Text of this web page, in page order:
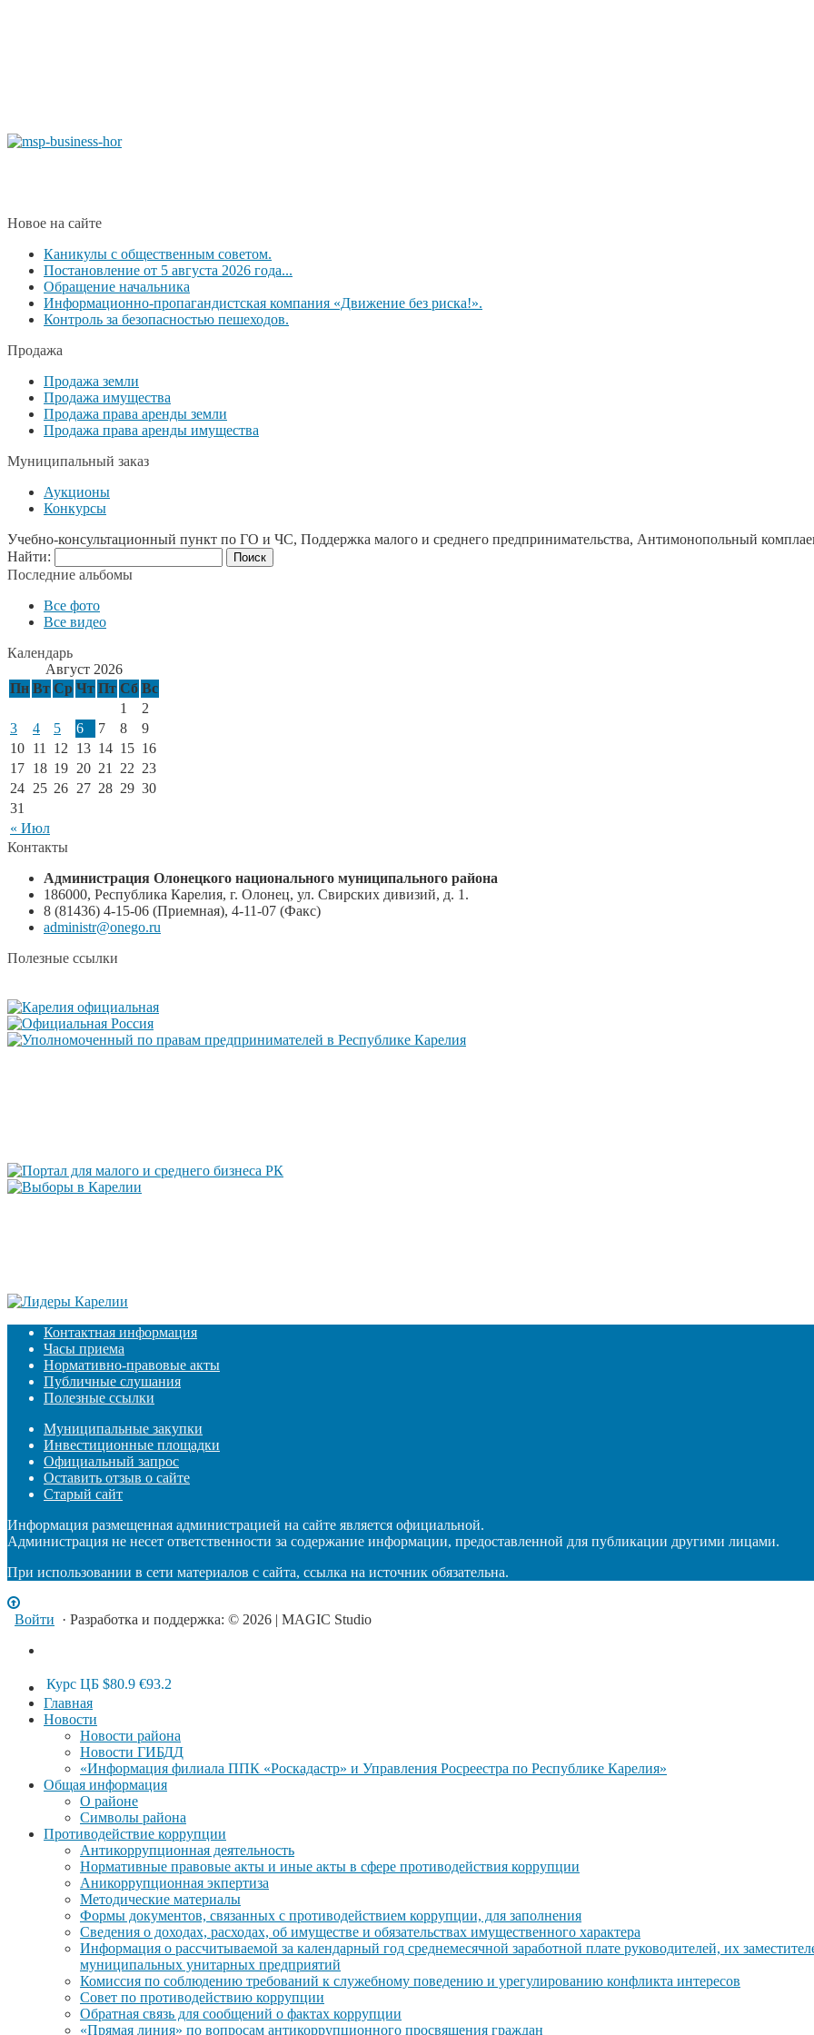
Новое на сайте
Каникулы с общественным советом.
Постановление от 5 августа 2026 года...
Обращение начальника
Информационно-пропагандистская компания «Движение без риска!».
Контроль за безопасностью пешеходов.
Продажа
Продажа земли
Продажа имущества
Продажа права аренды земли
Продажа права аренды имущества
Муниципальный заказ
Аукционы
Конкурсы
Учебно-консультационный пункт по ГО и ЧС, Поддержка малого и среднего предпринимательства, Антимонопольный
Найти:
Последние альбомы
Все фото
Все видео
Календарь
Август 2026
Пн Вт Ср Чт Пт Сб Вс
« Июл
1
2
3
4 5 6 7 8
9
10 11 12 13 14 15 16
17 18 19 20 21 22 23
24 25 26 27 28 29 30
31
Контакты
Администрация Олонецкого национального муниципального района
186000, Республика Карелия, г. Олонец, ул. Свирских дивизий, д. 1.
8 (81436) 4-15-06 (Приемная), 4-11-07 (Факс)
administr@onego.ru
Полезные ссылки
Контактная информация
Часы приема
Нормативно-правовые акты
Публичные слушания
Полезные ссылки
Муниципальные закупки
Инвестиционные площадки
Официальный запрос
Оставить отзыв о сайте
Старый сайт
Информация размещенная администрацией на сайте является официальной.
Администрация не несет ответственности за содержание информации, предоставленной для публикации другими лицами.
При использовании в сети материалов с сайта, ссылка на источник обязательна.
Войти · Разработка и поддержка: © 2026 | MAGIC Studio
Курс ЦБ $80.9 €93.2
Главная
Новости
Новости района
Новости ГИБДД
«Информация филиала ППК «Роскадастр» и Управления Росреестра по Республике Карелия»
Общая информация
О районе
Символы района
Противодействие коррупции
Антикоррупционная деятельность
Нормативные правовые акты и иные акты в сфере противодействия коррупции
Аникоррупционная экпертиза
Методические материалы
Формы документов, связанных с противодействием коррупции, для заполнения
Сведения о доходах, расходах, об имуществе и обязательствах имущественного характера
Информация о рассчитываемой за календарный год среднемесячной заработной плате руководителей, их
муниципальных унитарных предприятий
Комиссия по соблюдению требований к служебному поведению и урегулированию конфликта интересов
Совет по противодействию коррупции
Обратная связь для сообщений о фактах коррупции
«Прямая линия» по вопросам антикоррупционного просвящения граждан